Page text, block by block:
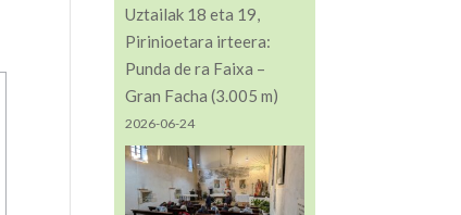
Uztailak 18 eta 19,
Pirinioetara irteera:
Punda de ra Faixa –
Gran Facha (3.005 m)
2026-06-24